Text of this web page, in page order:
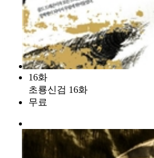
16화
초룡신검 16화
무료